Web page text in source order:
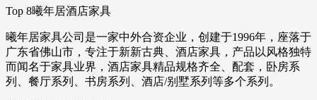
Top 8曦年居酒店家具
曦年居家具公司是一家中外合资企业，创建于1996年，座落于
广东省佛山市，专注于新新古典、酒店家具，产品以风格独特
而闻名于家具业界，酒店家具精品规格齐全、配套，卧房系
列、餐厅系列、书房系列、酒店/别墅系列等多个系列。